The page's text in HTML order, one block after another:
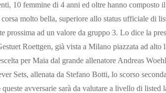
10 femmine di 4 anni ed oltre hanno composto
molto bella, superiore allo status ufficiale di
prossima ad un valore da gruppo 3. Lo dice la
Roettgen, già vista a Milano piazzata ad
per Maia dal grande allenatore Andreas
Sets, allenata da Stefano Botti, lo scorso
avversarie sarà da valutare a livello di listed